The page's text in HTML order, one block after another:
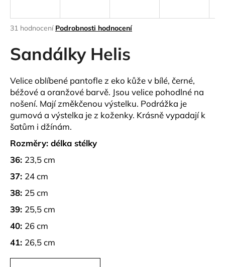
Průměrné
produktu
je
5
hvězdiček.
31 hodnocení Podrobnosti hodnocení
Sandálky Helis
Velice oblíbené pantofle z eko kůže v bílé, černé,
béžové a oranžové barvě. Jsou velice pohodlné na
nošení. Mají změkčenou výstelku. Podrážka je
gumová a výstelka je z koženky. Krásně vypadají k
šatům i džínám.
Rozměry: délka stélky
36: 23,5 cm
37: 24 cm
38: 25 cm
39: 25,5 cm
40: 26 cm
41: 26,5 cm
j
t
?
HLEDAT
D
o
p
o
r
u
č
u
j
e